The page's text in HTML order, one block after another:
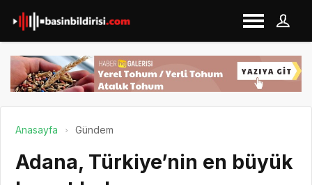
Anasayfa Gündem
Adana, Türkiye’nin en büyük